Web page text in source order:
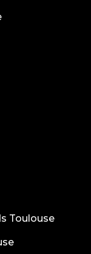
Toulouse